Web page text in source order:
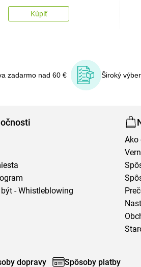
Kúpiť
zadarmo nad 60 € Široký
- Whistleblowing
Ako
dopravy Spôsoby platby